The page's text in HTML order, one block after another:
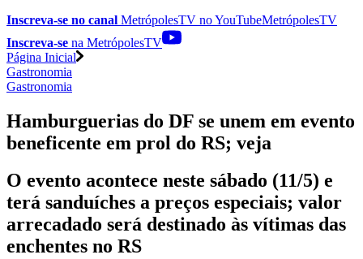
Inscreva-se no canal MetrópolesTV noYouTubeMetrópolesTV
Inscreva-se na MetrópolesTV
Página Inicial
Gastronomia
Gastronomia
Hamburguerias do DF se unem em evento
beneficente em prol do RS; veja
O evento acontece neste sábado (11/5) e
terá sanduíches a preços especiais; valor
arrecadado será destinado às vítimas das
enchentes no RS